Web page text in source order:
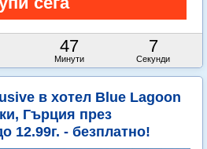
47
Минути
5
Секунди
в хотел Blue Lagoon
Гърция през
12.99г. - безплатно!